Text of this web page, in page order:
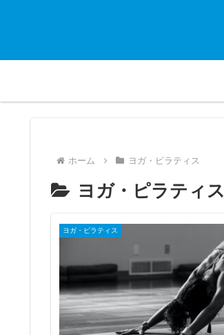
ホーム ヨガ・ピラティス
ヨガ・ピラティス
ヨガ・ピラティス